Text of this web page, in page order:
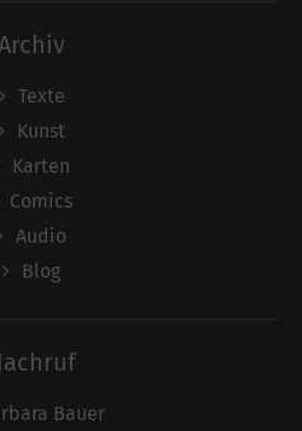
Texte
Kunst
Karten
Comics
Audio
Blog
Bauer